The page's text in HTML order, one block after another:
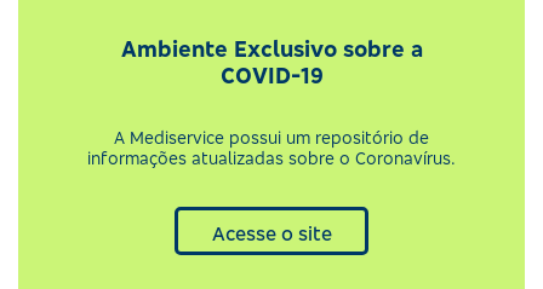
Ambiente Exclusivo sobre a
COVID-19
A Mediservice possui um repositório de
informações atualizadas sobre o Coronavírus.
Acesse o site